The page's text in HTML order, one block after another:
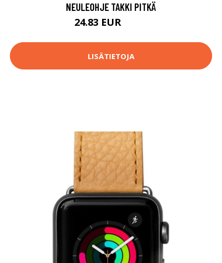
NEULEOHJE TAKKI PITKÄ
24.83 EUR
LISÄTIETOJA